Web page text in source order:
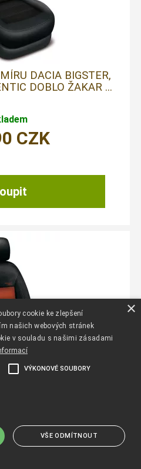
DACIA BIGSTER,
DOBLO ŽAKAR ...
CZK
DACIA BIGSTER,
×
cookie ke zlepšení
našich webových stránek
v souladu s našimi zásadami
VÝKONOVÉ SOUBORY
VŠE ODMÍTNOUT